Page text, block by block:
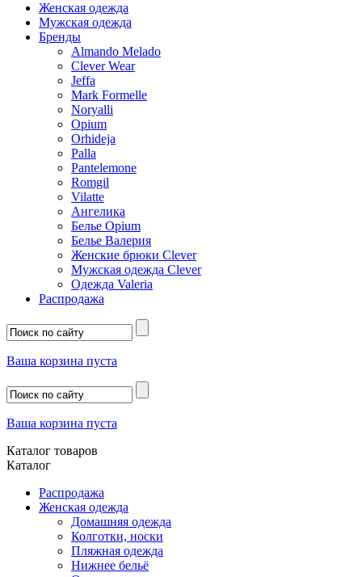
Женская одежда
Мужская одежда
Бренды
Almando Melado
Clever Wear
Jeffa
Mark Formelle
Noryalli
Opium
Orhideja
Palla
Pantelemone
Romgil
Vilatte
Ангелика
Белье Opium
Белье Валерия
Женские брюки Clever
Мужская одежда Clever
Одежда Valeria
Распродажа
Ваша корзина пуста
Ваша корзина пуста
Каталог товаров
Каталог
Распродажа
Женская одежда
Домашняя одежда
Колготки, носки
Пляжная одежда
Нижнее бельё